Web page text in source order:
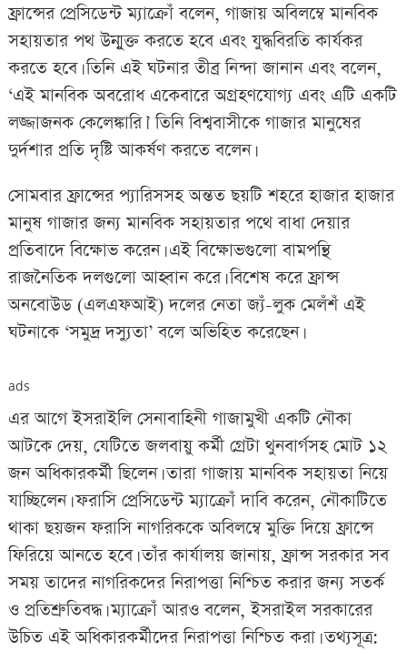
ফ্রান্সের প্রেসিডেন্ট ম্যাক্রোঁ বলেন, গাজায় অবিলম্বে মানবিক
সহায়তার পথ উন্মুক্ত করতে হবে এবং যুদ্ধবিরতি কার্যকর
করতে হবে। তিনি এই ঘটনার তীব্র নিন্দা জানান এবং বলেন,
‘এই মানবিক অবরোধ একেবারে অগ্রহণযোগ্য এবং এটি একটি
লজ্জাজনক কেলেঙ্কারি।’ তিনি বিশ্ববাসীকে গাজার মানুষের
দুর্দশার প্রতি দৃষ্টি আকর্ষণ করতে বলেন।
সোমবার ফ্রান্সের প্যারিসসহ অন্তত ছয়টি শহরে হাজার হাজার
মানুষ গাজার জন্য মানবিক সহায়তার পথে বাধা দেয়ার
প্রতিবাদে বিক্ষোভ করেন। এই বিক্ষোভগুলো বামপন্থি
রাজনৈতিক দলগুলো আহ্বান করে। বিশেষ করে ফ্রান্স
অনবোউড (এলএফআই) দলের নেতা জ্যঁ-লুক মেলঁশঁ এই
ঘটনাকে ‘সমুদ্র দস্যুতা’ বলে অভিহিত করেছেন।
ads
এর আগে ইসরাইলি সেনাবাহিনী গাজামুখী একটি নৌকা
আটকে দেয়, যেটিতে জলবায়ু কর্মী গ্রেটা থুনবার্গসহ মোট ১২
জন অধিকারকর্মী ছিলেন। তারা গাজায় মানবিক সহায়তা নিয়ে
যাচ্ছিলেন। ফরাসি প্রেসিডেন্ট ম্যাক্রোঁ দাবি করেন, নৌকাটিতে
থাকা ছয়জন ফরাসি নাগরিককে অবিলম্বে মুক্তি দিয়ে ফ্রান্সে
ফিরিয়ে আনতে হবে। তাঁর কার্যালয় জানায়, ফ্রান্স সরকার সব
সময় তাদের নাগরিকদের নিরাপত্তা নিশ্চিত করার জন্য সতর্ক
ও প্রতিশ্রুতিবদ্ধ। ম্যাক্রোঁ আরও বলেন, ইসরাইল সরকারের
উচিত এই অধিকারকর্মীদের নিরাপত্তা নিশ্চিত করা। তথ্যসূত্র: